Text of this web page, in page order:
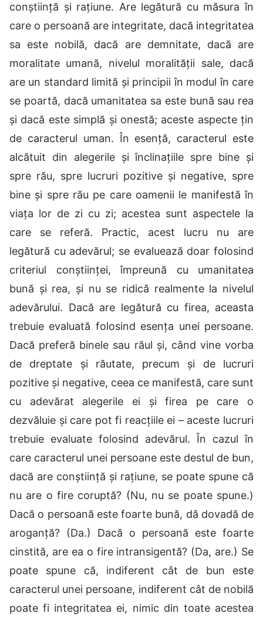
conștiință și rațiune. Are legătură cu măsura în
care o persoană are integritate, dacă integritatea
sa este nobilă, dacă are demnitate, dacă are
moralitate umană, nivelul moralității sale, dacă
are un standard limită și principii în modul în care
se poartă, dacă umanitatea sa este bună sau rea
și dacă este simplă și onestă; aceste aspecte țin
de caracterul uman. În esență, caracterul este
alcătuit din alegerile și înclinațiile spre bine și
spre rău, spre lucruri pozitive și negative, spre
bine și spre rău pe care oamenii le manifestă în
viața lor de zi cu zi; acestea sunt aspectele la
care se referă. Practic, acest lucru nu are
legătură cu adevărul; se evaluează doar folosind
criteriul conștiinței, împreună cu umanitatea
bună și rea, și nu se ridică realmente la nivelul
adevărului. Dacă are legătură cu firea, aceasta
trebuie evaluată folosind esența unei persoane.
Dacă preferă binele sau răul și, când vine vorba
de dreptate și răutate, precum și de lucruri
pozitive și negative, ceea ce manifestă, care sunt
cu adevărat alegerile ei și firea pe care o
dezvăluie și care pot fi reacțiile ei – aceste lucruri
trebuie evaluate folosind adevărul. În cazul în
care caracterul unei persoane este destul de bun,
dacă are conștiință și rațiune, se poate spune că
nu are o fire coruptă? (Nu, nu se poate spune.)
Dacă o persoană este foarte bună, dă dovadă de
aroganță? (Da.) Dacă o persoană este foarte
cinstită, are ea o fire intransigentă? (Da, are.) Se
poate spune că, indiferent cât de bun este
caracterul unei persoane, indiferent cât de nobilă
poate fi integritatea ei, nimic din toate acestea